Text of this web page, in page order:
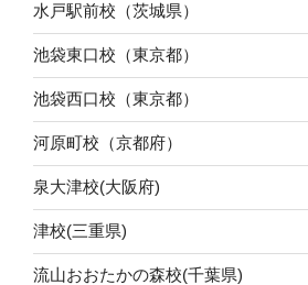
水戸駅前校（茨城県）
池袋東口校（東京都）
池袋西口校（東京都）
河原町校（京都府）
泉大津校(大阪府)
津校(三重県)
流山おおたかの森校(千葉県)